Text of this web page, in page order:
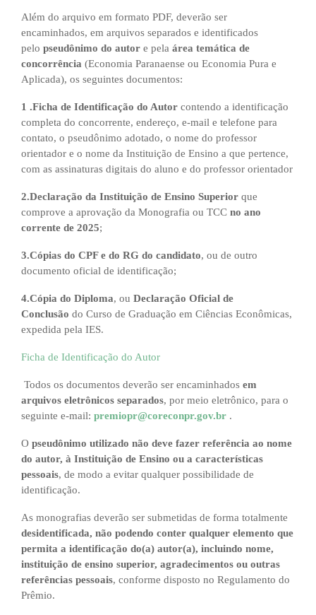
Além do arquivo em formato PDF, deverão ser
encaminhados, em arquivos separados e identificados
pelo pseudônimo do autor e pela área temática de
concorrência (Economia Paranaense ou Economia Pura e
Aplicada), os seguintes documentos:
1 .Ficha de Identificação do Autor contendo a identificação
completa do concorrente, endereço, e-mail e telefone para
contato, o pseudônimo adotado, o nome do professor
orientador e o nome da Instituição de Ensino a que pertence,
com as assinaturas digitais do aluno e do professor orientador
2.Declaração da Instituição de Ensino Superior que
comprove a aprovação da Monografia ou TCC no ano
corrente de 2025;
3.Cópias do CPF e do RG do candidato, ou de outro
documento oficial de identificação;
4.Cópia do Diploma, ou Declaração Oficial de
Conclusão do Curso de Graduação em Ciências Econômicas,
expedida pela IES.
Ficha de Identificação do Autor
Todos os documentos deverão ser encaminhados em
arquivos eletrônicos separados, por meio eletrônico, para o
seguinte e-mail: premiopr@coreconpr.gov.br .
O pseudônimo utilizado não deve fazer referência ao nome
do autor, à Instituição de Ensino ou a características
pessoais, de modo a evitar qualquer possibilidade de
identificação.
As monografias deverão ser submetidas de forma totalmente
desidentificada, não podendo conter qualquer elemento que
permita a identificação do(a) autor(a), incluindo nome,
instituição de ensino superior, agradecimentos ou outras
referências pessoais, conforme disposto no Regulamento do
Prêmio.